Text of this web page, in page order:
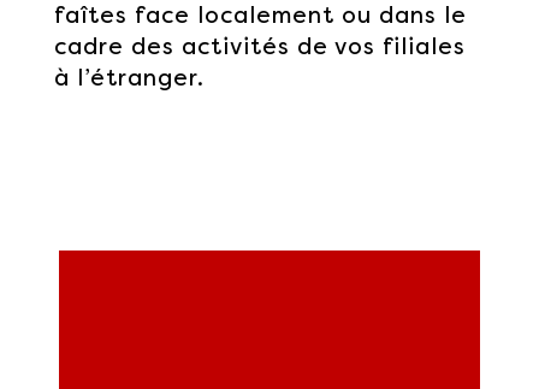
faîtes face localement ou dans le
cadre des activités de vos filiales
à l’étranger.